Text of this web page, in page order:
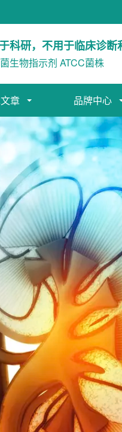
科研，不用于临床诊断
生物指示剂 ATCC菌株
章 品牌中心